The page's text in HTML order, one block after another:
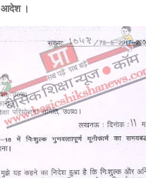
आदेश।